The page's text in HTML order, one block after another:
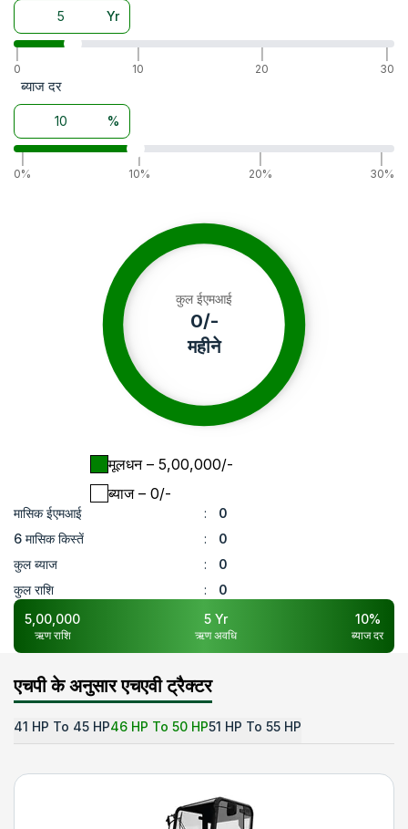
Yr
0
10
20
30
ब्याज दर
%
0%
|
10%
20%
30%
कुल ईएमआई
0/-
महीने
मूलधन– ₹ 5,00,000/-
ब्याज– ₹ 0/-
मासिक ईएमआई :
0
6 मासिक किस्तें
:
0
कुल ब्याज
:
0
कुल राशि
:
0
5,00,000
ऋण राशि
5 Yr
ऋण अवधि
10%
ब्याज दर
एचपी के अनुसार एचएवी ट्रैक्टर
41 HP To 45 HP46 HP To 50 HP51 HP To 55 HP